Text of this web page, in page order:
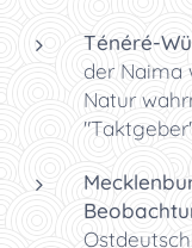
Ténéré-
der Naima
Natur